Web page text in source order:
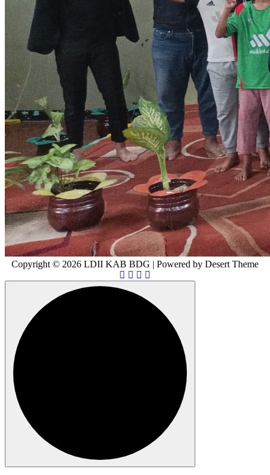
Copyright © 2026 LDII KAB BDG | Powered by Desert Theme